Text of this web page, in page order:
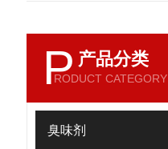
P 产品分类
RODUCT CATEGORY
臭味剂